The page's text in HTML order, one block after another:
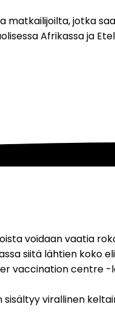
matkailijoilta, jotka
Afrikassa ja
voidaan vaatia
siitä lähtien koko
vaccination centre -
virallinen